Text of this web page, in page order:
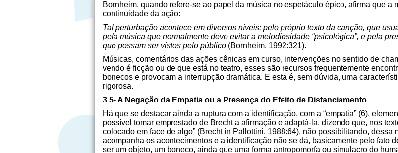
Bornheim, quando refere-se ao papel da música no espetáculo épico, afirma que a
continuidade da ação:
Tal perturbação acontece em diversos níveis: pelo próprio texto da canção, que
pela música que normalmente deve evitar a melodiosidade “psicológica”, e pela
que possam ser vistos pelo público (Bornheim, 1992:321).
Músicas, comentários das ações cênicas em curso, intervenções no sentido de
vendo é ficção ou de que está no teatro, esses são recursos frequentemente
bonecos e provocam a interrupção dramática. E esta é, sem dúvida, uma
rigorosa.
3.5- A Negação da Empatia ou a Presença do Efeito de Distanciamento
Há que se destacar ainda a ruptura com a identificação, com a “empatia” (6),
possível tomar emprestado de Brecht a afirmação e adaptá-la, dizendo que, nos
colocado em face de algo” (Brecht in Pallottini, 1988:64), não possibilitando, dessa
acompanha os acontecimentos e a identificação não se dá, basicamente pelo fato
ser um objeto, um boneco, ainda que uma forma antropomorfa ou simulacro do